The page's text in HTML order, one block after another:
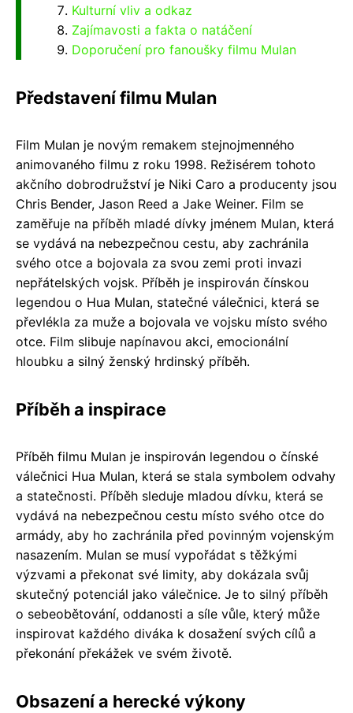
Kulturní vliv a odkaz
Zajímavosti a fakta o natáčení
Doporučení pro fanoušky filmu Mulan
Představení filmu Mulan
Film Mulan je novým remakem stejnojmenného
animovaného filmu z roku 1998. Režisérem tohoto
akčního dobrodružství je Niki Caro a producenty jsou
Chris Bender, Jason Reed a Jake Weiner. Film se
zaměřuje na příběh mladé dívky jménem Mulan, která
se vydává na nebezpečnou cestu, aby zachránila
svého otce a bojovala za svou zemi proti invazi
nepřátelských vojsk. Příběh je inspirován čínskou
legendou o Hua Mulan, statečné válečnici, která se
převlékla za muže a bojovala ve vojsku místo svého
otce. Film slibuje napínavou akci, emocionální
hloubku a silný ženský hrdinský příběh.
Příběh a inspirace
Příběh filmu Mulan je inspirován legendou o čínské
válečnici Hua Mulan, která se stala symbolem odvahy
a statečnosti. Příběh sleduje mladou dívku, která se
vydává na nebezpečnou cestu místo svého otce do
armády, aby ho zachránila před povinným vojenským
nasazením. Mulan se musí vypořádat s těžkými
výzvami a překonat své limity, aby dokázala svůj
skutečný potenciál jako válečnice. Je to silný příběh
o sebeobětování, oddanosti a síle vůle, který může
inspirovat každého diváka k dosažení svých cílů a
překonání překážek ve svém životě.
Obsazení a herecké výkony